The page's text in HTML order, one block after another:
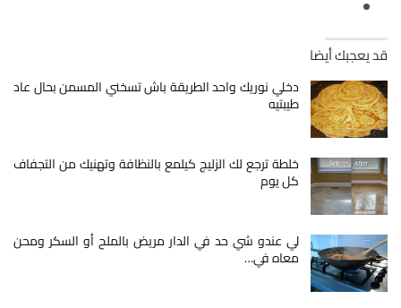
قد يعجبك أيضا
دخلي نوريك واحد الطريقة باش تسخني المسمن بحال عاد
طيبتيه
خلطة ترجع لك الزليج كيلمع بالنظافة وتهنيك من التجفاف
كل يوم
لي عندو شي حد في الدار مريض بالملح أو السكر ومحن
معاه في…